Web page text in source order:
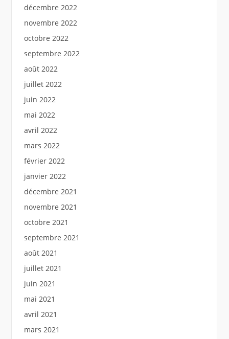
décembre 2022
novembre 2022
octobre 2022
septembre 2022
août 2022
juillet 2022
juin 2022
mai 2022
avril 2022
mars 2022
février 2022
janvier 2022
décembre 2021
novembre 2021
octobre 2021
septembre 2021
août 2021
juillet 2021
juin 2021
mai 2021
avril 2021
mars 2021